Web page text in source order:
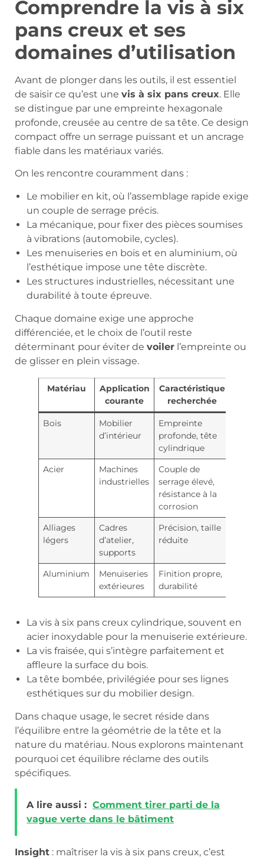
Comprendre la vis à six
pans creux et ses
domaines d’utilisation
Avant de plonger dans les outils, il est essentiel
de saisir ce qu’est une vis à six pans creux. Elle
se distingue par une empreinte hexagonale
profonde, creusée au centre de sa tête. Ce design
compact offre un serrage puissant et un ancrage
fiable dans les matériaux variés.
On les rencontre couramment dans :
Le mobilier en kit, où l’assemblage rapide exige
un couple de serrage précis.
La mécanique, pour fixer des pièces soumises
à vibrations (automobile, cycles).
Les menuiseries en bois et en aluminium, où
l’esthétique impose une tête discrète.
Les structures industrielles, nécessitant une
durabilité à toute épreuve.
Chaque domaine exige une approche
différenciée, et le choix de l’outil reste
déterminant pour éviter de voiler l’empreinte ou
de glisser en plein vissage.
Matériau
Application
courante
Caractéristique
recherchée
Bois
Mobilier
d’intérieur
Empreinte
profonde, tête
cylindrique
Acier
Machines
industrielles
Couple de
serrage élevé,
résistance à la
corrosion
Alliages
légers
Cadres
d’atelier,
supports
Précision, taille
réduite
Aluminium
Menuiseries
extérieures
Finition propre,
durabilité
La vis à six pans creux cylindrique, souvent en
acier inoxydable pour la menuiserie extérieure.
La vis fraisée, qui s’intègre parfaitement et
affleure la surface du bois.
La tête bombée, privilégiée pour ses lignes
esthétiques sur du mobilier design.
Dans chaque usage, le secret réside dans
l’équilibre entre la géométrie de la tête et la
nature du matériau. Nous explorons maintenant
pourquoi cet équilibre réclame des outils
spécifiques.
A lire aussi : Comment tirer parti de la
vague verte dans le bâtiment
Insight : maîtriser la vis à six pans creux, c’est